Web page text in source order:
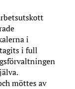
i
i full
möttes av